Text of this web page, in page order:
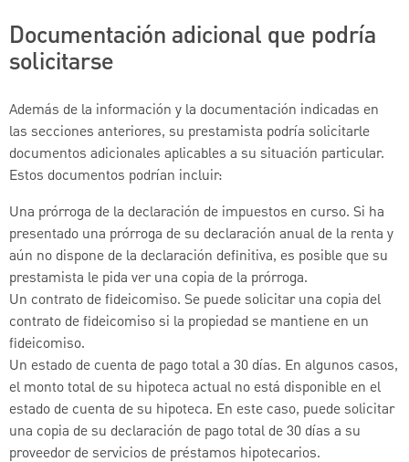
Documentación adicional que podría
solicitarse
Además de la información y la documentación indicadas en
las secciones anteriores, su prestamista podría solicitarle
documentos adicionales aplicables a su situación particular.
Estos documentos podrían incluir:
Una prórroga de la declaración de impuestos en curso. Si ha
presentado una prórroga de su declaración anual de la renta y
aún no dispone de la declaración definitiva, es posible que su
prestamista le pida ver una copia de la prórroga.
Un contrato de fideicomiso. Se puede solicitar una copia del
contrato de fideicomiso si la propiedad se mantiene en un
fideicomiso.
Un estado de cuenta de pago total a 30 días. En algunos casos,
el monto total de su hipoteca actual no está disponible en el
estado de cuenta de su hipoteca. En este caso, puede solicitar
una copia de su declaración de pago total de 30 días a su
proveedor de servicios de préstamos hipotecarios.